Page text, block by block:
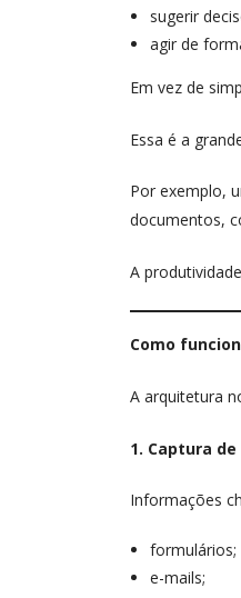
sugerir
agir de
Em vez de
Essa é a
Por exemplo,
documentos,
A
Como
A arquitetura
1. Captura de
Informações
formulários;
e-mails;